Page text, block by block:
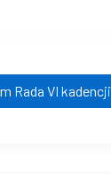
Rada VI kadencji